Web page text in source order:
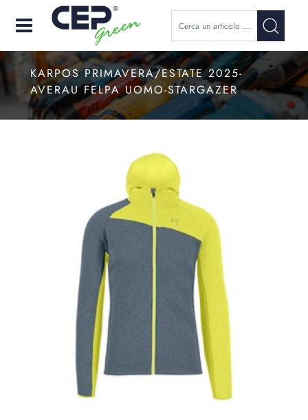
Open
KARPOS PRIMAVERA/ESTATE 2025-
AVERAU FELPA UOMO-STARGAZER